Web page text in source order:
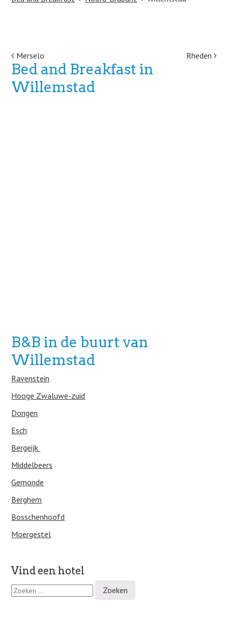
Post navigation
Merselo Rheden
Bed and Breakfast in
Willemstad
B&B in de buurt van
Willemstad
Ravenstein
Hooge Zwaluwe-zuid
Dongen
Esch
Bergeijk
Middelbeers
Gemonde
Berghem
Bosschenhoofd
Moergestel
Vind een hotel
Z
o